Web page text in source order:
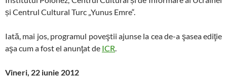
și Centrul Cultural Turc „Yunus Emre“.
Iată, mai jos, programul poveştii ajunse la cea de-a şasea ediţie
aşa cum a fost el anunţat de ICR.
Vineri, 22 iunie 2012